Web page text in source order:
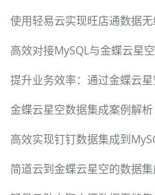
使用轻易云实现旺店通数据
高效对接MySQL与金蝶云星
金蝶云星空数据集成案例解
高效实现钉钉数据集成到
简道云到金蝶云星空的数据